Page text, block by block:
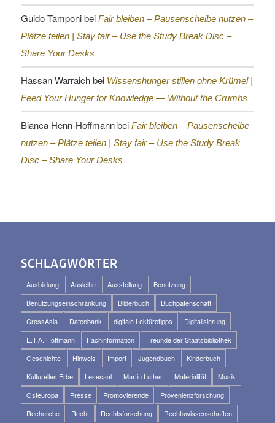
Guido Tamponibei Fair bleiben – Pausenscheibe nutzen –
Plätze teilen | Stay fair – Use the Study Break Disc –
Share Your Desks
Hassan Warraichbei Wissenshunger stillen ohne Krümel |
Feed Your Hunger for Knowledge — Without the Crumbs
Bianca Henn-Hoffmannbei Fair bleiben – Pausenscheibe
nutzen – Plätze teilen | Stay fair – Use the Study Break
Disc – Share Your Desks
SCHLAGWÖRTER
Ausbildung Ausleihe Ausstellung
Benutzung
Benutzungseinschränkung
Bilderbuch
Buchpatenschaft
CrossAsia
Datenbank digitale Lektüretipps
Digitalisierung
E.T.A. Hoffmann
Fachinformation
Freunde der Staatsbibliothek
Geschichte
Hinweis Import Jugendbuch
Kinderbuch
Kulturelles Erbe
Lesesaal Martin Luther Materialität
Musik
Osteuropa
Presse Promovierende
Provenienzforschung
Recherche
Recht Rechtsforschung
Rechtswissenschaften